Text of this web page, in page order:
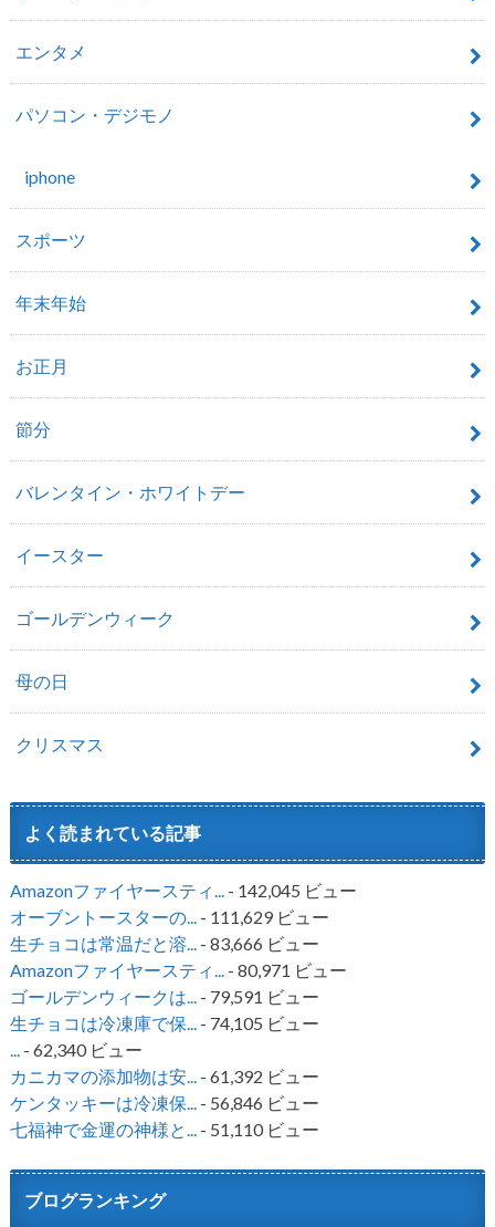
エンタメ
パソコン・デジモノ
iphone
スポーツ
年末年始
お正月
節分
バレンタイン・ホワイトデー
イースター
ゴールデンウィーク
母の日
クリスマス
よく読まれている記事
Amazonファイヤースティ...
- 142,045 ビュー
オーブントースターの...
- 111,629 ビュー
生チョコは常温だと溶...
- 83,666 ビュー
Amazonファイヤースティ...
- 80,971 ビュー
ゴールデンウィークは...
- 79,591 ビュー
生チョコは冷凍庫で保...
- 74,105 ビュー
- 62,340 ビュー
カニカマの添加物は安...
- 61,392 ビュー
ケンタッキーは冷凍保...
- 56,846 ビュー
七福神で金運の神様と...
- 51,110 ビュー
ブログランキング